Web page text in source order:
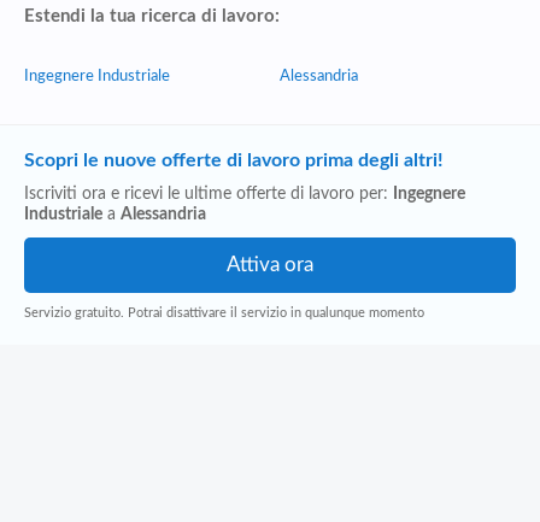
Estendi la tua ricerca di lavoro:
Ingegnere Industriale Alessandria
Scopri le nuove offerte di lavoro prima degli altri!
Iscriviti ora e ricevi le ultime offerte di lavoro per:
Ingegnere
Industriale a Alessandria
Servizio gratuito. Potrai disattivare il servizio in qualunque momento